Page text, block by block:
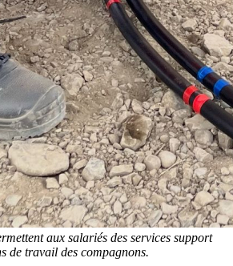
aux salariés des services support
de travail des compagnons.